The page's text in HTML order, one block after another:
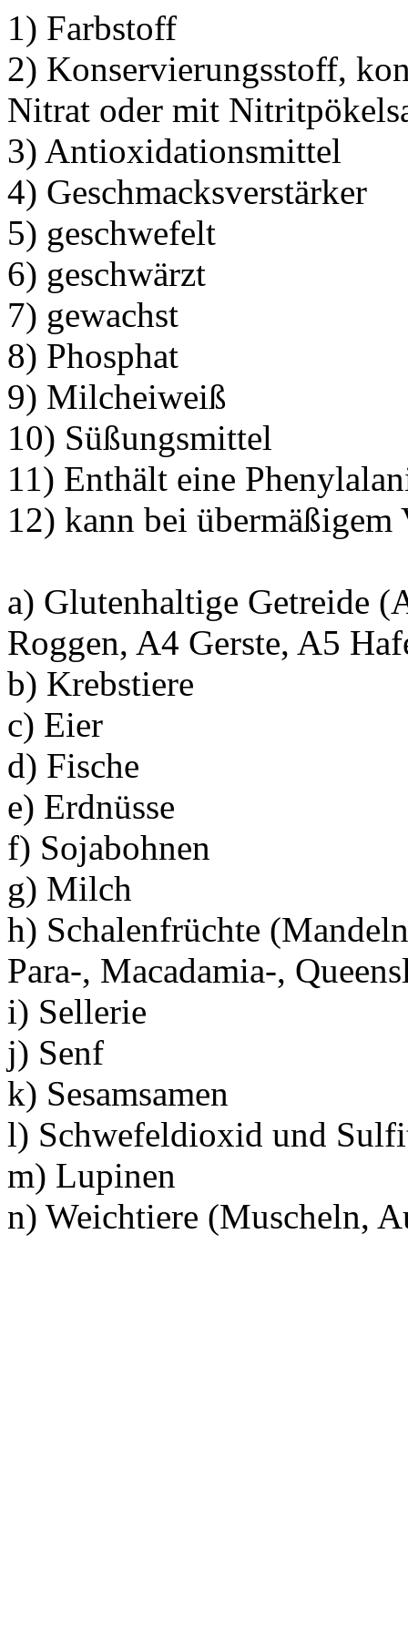
1) Farbstoff
2) Konservierungsstoff,
Nitrat oder mit
3) Antioxidationsmittel
4) Geschmacksverstärker
5) geschwefelt
6) geschwärzt
7) gewachst
8) Phosphat
9) Milcheiweiß
10) Süßungsmittel
11) Enthält eine
12) kann bei
a) Glutenhaltige Getreide
Roggen, A4 Gerste, A5
b) Krebstiere
c) Eier
d) Fische
e) Erdnüsse
f) Sojabohnen
g) Milch
h) Schalenfrüchte
Para-, Macadamia-,
i) Sellerie
j) Senf
k) Sesamsamen
l) Schwefeldioxid und
m) Lupinen
n) Weichtiere (Muscheln,